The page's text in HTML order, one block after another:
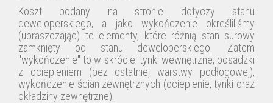
Koszt podany na stronie dotyczy stanu
deweloperskiego, a jako wykończenie określiliśmy
(upraszczając) te elementy, które różnią stan surowy
zamknięty od stanu deweloperskiego. Zatem
"wykończenie"to w skrócie: tynki wewnętrzne, posadzki
z ociepleniem (bez ostatniej warstwy podłogowej),
wykończenie ścian zewnętrznych (ocieplenie, tynki oraz
okładziny zewnętrzne).